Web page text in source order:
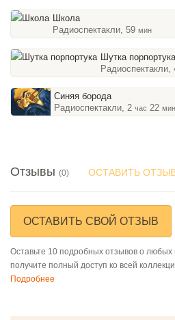
Школа
Радиоспектакли, 59 мин
Шутка порпортука
Радиоспектакли,
Синяя борода
Радиоспектакли, 2 час 22 мин
Отзывы (0) ОСТАВИТЬ
ОСТАВИТЬ СВОЙ ОТЗЫВ
Оставьте 10 подробных отзывов о любых
получите полный доступ ко всей
Подробнее